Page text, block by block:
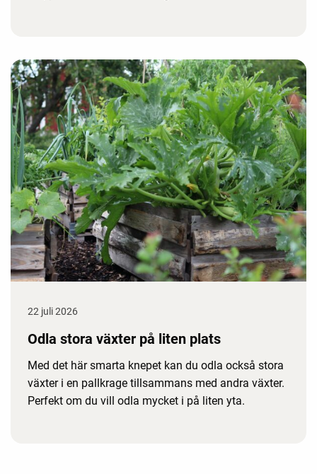
22 juli 2026
Odla stora växter på liten plats
Med det här smarta knepet kan du odla också stora
växter i en pallkrage tillsammans med andra växter.
Perfekt om du vill odla mycket i på liten yta.